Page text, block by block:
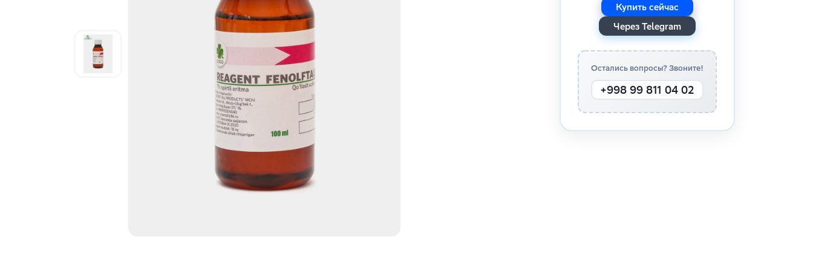
Купить сейчас
Через Telegram
Остались вопросы? Звоните!
+998 99 811 04 02